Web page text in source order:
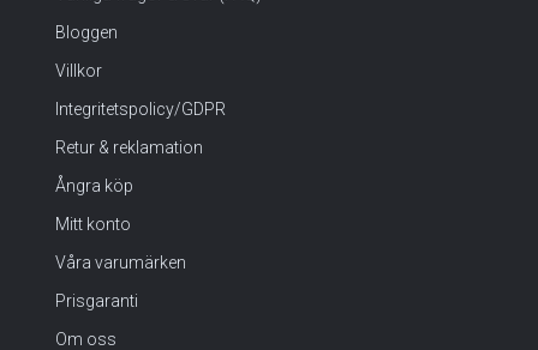
Bloggen
Villkor
Integritetspolicy/GDPR
Retur & reklamation
Ångra köp
Mitt konto
Våra varumärken
Prisgaranti
Om oss